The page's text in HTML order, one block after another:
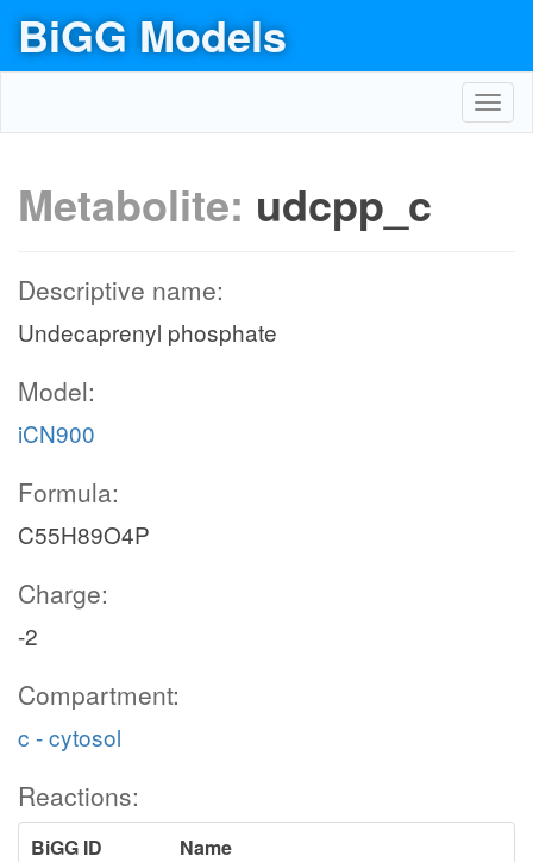
BiGG Models
Metabolite: udcpp_c
Descriptive name:
Undecaprenyl phosphate
Model:
iCN900
Formula:
C55H89O4P
Charge:
-2
Compartment:
c - cytosol
Reactions:
BiGG ID
Name